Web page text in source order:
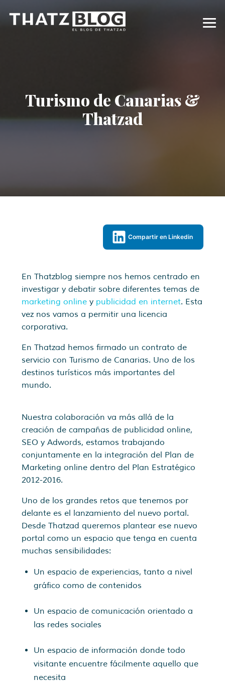
Turismo de Canarias &
Thatzad
Compartir en Linkedin
En Thatzblog siempre nos hemos centrado en
investigar y debatir sobre diferentes temas de
marketing onliney publicidad en internet. Esta
vez nos vamos a permitir una licencia
corporativa.
En Thatzad hemos firmado un contrato de
servicio con Turismo de Canarias. Uno de los
destinos turísticos más importantes del
mundo.
Nuestra colaboración va más allá de la
creación de campañas de publicidad online,
SEO y Adwords, estamos trabajando
conjuntamente en la integración del Plan de
Marketing online dentro del Plan Estratégico
2012-2016.
Uno de los grandes retos que tenemos por
delante es el lanzamiento del nuevo portal.
Desde Thatzad queremos plantear ese nuevo
portal como un espacio que tenga en cuenta
muchas sensibilidades:
Un espacio de experiencias, tanto a nivel
gráfico como de contenidos
Un espacio de comunicación orientado a
las redes sociales
Un espacio de información donde todo
visitante encuentre fácilmente aquello que
necesita